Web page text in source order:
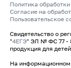
Политика
Согласие на
Пользовательское
Свидетельство о
"4ЕГЭ" ЭЛ № ФС 77 -
продукция для
На